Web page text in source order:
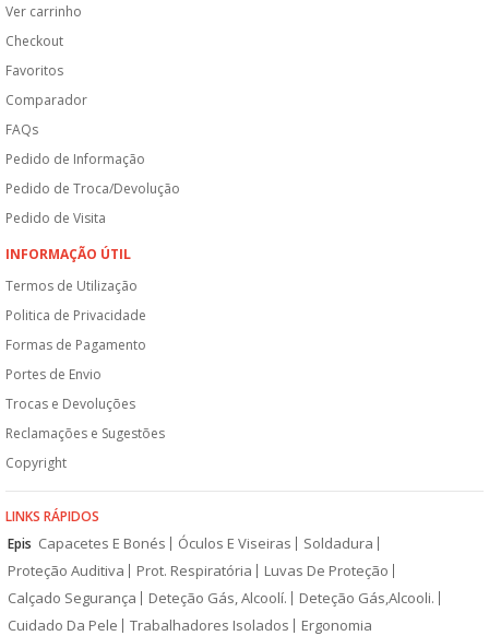
Ver carrinho
Checkout
Favoritos
Comparador
FAQs
Pedido de Informação
Pedido de Troca/Devolução
Pedido de Visita
INFORMAÇÃO ÚTIL
Termos de Utilização
Politica de Privacidade
Formas de Pagamento
Portes de Envio
Trocas e Devoluções
Reclamações e Sugestões
Copyright
LINKS RÁPIDOS
Epis Capacetes E Bonés Óculos E Viseiras
Soldadura
Proteção Auditiva
Prot. Respiratória
Luvas De Proteção
Calçado Segurança
Deteção Gás, Alcoolí.
Deteção Gás,Alcooli.
Cuidado Da Pele
Trabalhadores Isolados Ergonomia